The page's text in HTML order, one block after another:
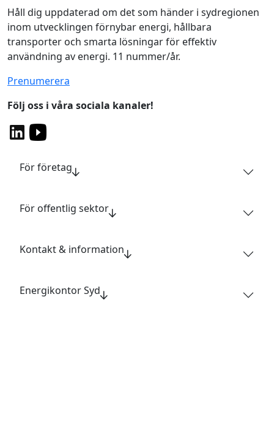
Håll dig uppdaterad om det som händer i sydregionen
inom utvecklingen förnybar energi, hållbara
transporter och smarta lösningar för effektiv
användning av energi. 11 nummer/år.
Prenumerera
Följ oss i våra sociala kanaler!
För företag
För offentlig sektor
Kontakt & information
Energikontor Syd